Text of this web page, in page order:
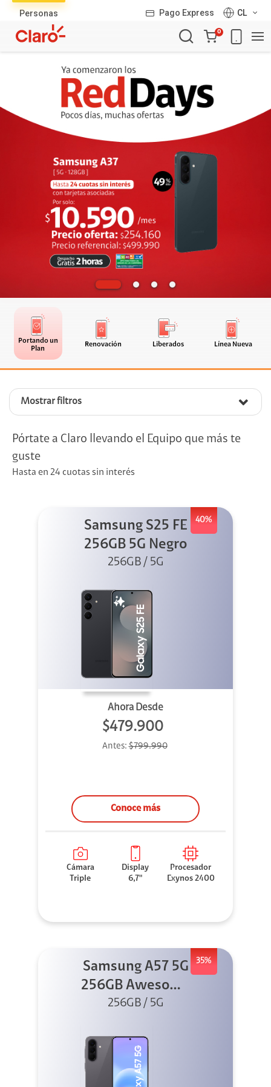
Personas Pago Express
CL
Carro
de
0
Portando un
Plan
Renovación Liberados Línea Nueva
Mostrar filtros
productos
Pórtate a Claro llevando el Equipo que más te
guste
Hasta en 24 cuotas sin interés
40%
Samsung S25 FE
256GB 5G Negro
256GB / 5G
Ahora Desde
$479.900
Antes:$799.990
Conoce más
Cámara
Triple
Display
6,7"
Procesador
Exynos 2400
35%
Samsung A57 5G
256GB Awesome
Gray
256GB / 5G